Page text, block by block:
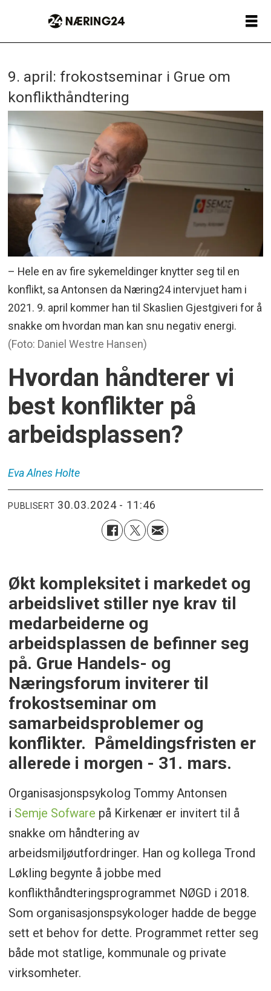
9. april: frokostseminar i Grue om
konflikthåndtering
– Hele en av fire sykemeldinger knytter seg til en
konflikt, sa Antonsen da Næring24 intervjuet ham i
2021. 9. april kommer han til Skaslien Gjestgiveri for å
snakke om hvordan man kan snu negativ energi.
(Foto: Daniel Westre Hansen)
Hvordan håndterer vi
best konflikter på
arbeidsplassen?
Eva Alnes Holte
PUBLISERT 30.03.2024 - 11:46
Økt kompleksitet i markedet og
arbeidslivet stiller nye krav til
medarbeiderne og
arbeidsplassen de befinner seg
på. Grue Handels- og
Næringsforum inviterer til
frokostseminar om
samarbeidsproblemer og
konflikter. Påmeldingsfristen er
allerede i morgen - 31. mars.
Organisasjonspsykolog Tommy Antonsen
i Semje Sofware på Kirkenær er invitert til å
snakke om håndtering av
arbeidsmiljøutfordringer. Han og kollega Trond
Løkling begynte å jobbe med
konflikthåndteringsprogrammet NØGD i 2018.
Som organisasjonspsykologer hadde de begge
sett et behov for dette. Programmet retter seg
både mot statlige, kommunale og private
virksomheter.